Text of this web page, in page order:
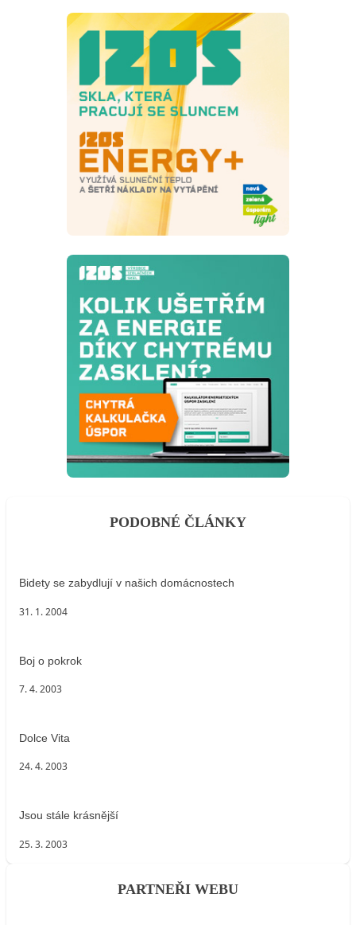
PODOBNÉ ČLÁNKY
Bidety se zabydlují v našich domácnostech
31. 1. 2004
Boj o pokrok
7. 4. 2003
Dolce Vita
24. 4. 2003
Jsou stále krásnější
25. 3. 2003
PARTNEŘI WEBU